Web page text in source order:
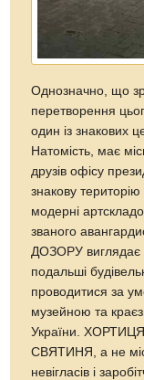
Однозначно, що
перетворення
один із знакових
Натомість, має
друзів офісу
знакову територію
модерні
званого
ДОЗОРУ виглядає
подальші
проводитися за
музейною та
України.
СВЯТИНЯ, а не
невігласів і